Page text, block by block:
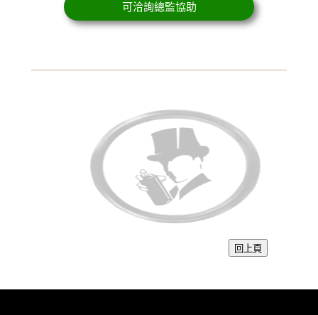
可洽詢總監協助